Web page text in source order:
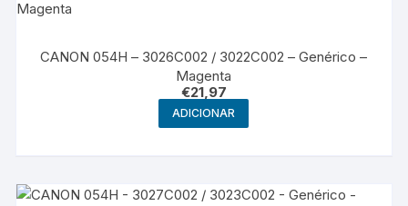
CANON 054H – 3026C002 / 3022C002 – Genérico –
Magenta
€21,97
ADICIONAR